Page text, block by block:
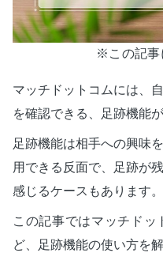
※この記事
マッチドットコムには、
を確認できる、足跡機能が
足跡機能は相手への興味
用できる反面で、足跡が
感じるケースもあります。
この記事ではマッチドッ
ど、足跡機能の使い方を解